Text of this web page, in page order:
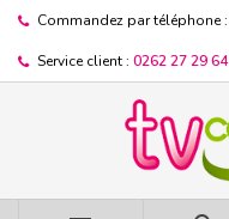
Commandez par téléphone :
Service client : 0262 27 29 64